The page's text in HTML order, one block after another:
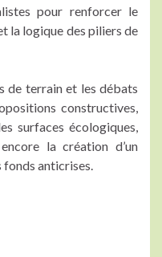
pour renforcer le
la logique des piliers de
de terrain et les débats
constructives,
surfaces écologiques,
la création d’un
anticrises.